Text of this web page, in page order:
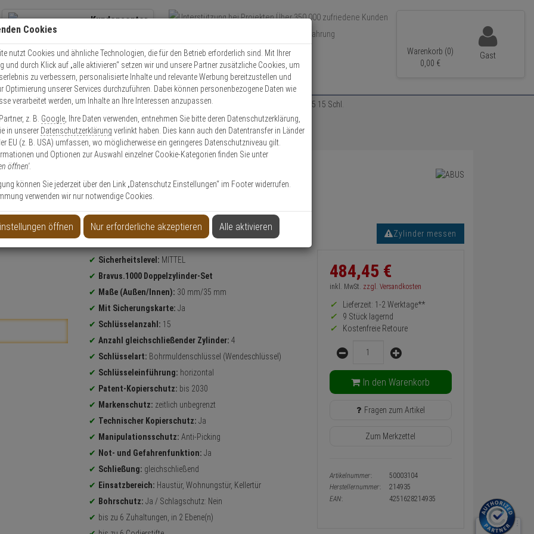
Kundencenter
Kontaktservice nutzen
Mo. - Do.: 8:00 - 16:30 Fr. 8:00 - 14:00 Uhr
Über 350.000 zufriedene Kunden
Über 15 Jahre Erfahrung
Schneller Versand
Warenkorb (0)
0, 00 €
Gast
Schließzylinder Schließzylinder Set 4er Abus Bravus 1000 Doppelzylinder 30/35 15 Schl.
30/35 15 Schl.
Zylinder messen
Produktinformationen
Sicherheitslevel: MITTEL
Bravus.1000 Doppelzylinder-Set
Maße (Außen/Innen): 30 mm/35 mm
Mit Sicherungskarte: Ja
Schlüsselanzahl: 15
Anzahl gleichschließender Zylinder: 4
Schlüsselart: Bohrmuldenschlüssel (Wendeschlüssel)
Schlüsseleinführung: horizontal
Patent-Kopierschutz: bis 2030
Markenschutz: zeitlich unbegrenzt
Technischer Kopierschutz: Ja
Manipulationsschutz: Anti-Picking
Not- und Gefahrenfunktion: Ja
Schließung: gleichschließend
Einsatzbereich: Haustür, Wohnungstür, Kellertür
Bohrschutz: Ja / Schlagschutz: Nein
bis zu 6 Zuhaltungen, in 2 Ebene(n)
Informationen
zurück
Preis,
und
Warenkorb-
oder
Button
484,45 €
inkl. MwSt. zzgl. Versandkosten
Lieferzeit: 1-2 Werktage**
9 Stück lagernd
Kostenfreie Retoure
Menge
In den Warenkorb
Fragen zum Artikel
Zum Merkzettel
Artikelnummer:
50003104
Herstellernummer:
214935
EAN:
4251628214935
Cookies
nutzt Cookies und ähnliche Technologien, die für den Betrieb erforderlich sind. Mit Ihrer
und durch Klick auf „alle aktivieren“ setzen wir und unsere Partner zusätzliche Cookies, um
zu verbessern, personalisierte Inhalte und relevante Werbung bereitzustellen und
Optimierung unserer Services durchzuführen. Dabei können personenbezogene Daten wie
verarbeitet werden, um Inhalte an Ihre Interessen anzupassen.
z. B. Google , Ihre Daten verwenden, entnehmen Sie bitte deren Datenschutzerklärung,
in unserer Datenschutzerklärung verlinkt haben. Dies kann auch den Datentransfer in Länder
EU (z. B. USA) umfassen, wo möglicherweise ein geringeres Datenschutzniveau gilt.
und Optionen zur Auswahl einzelner Cookie-Kategorien finden Sie unter
öffnen'.
können Sie jederzeit über den Link „Datenschutz Einstellungen“ im Footer widerrufen.
verwenden wir nur notwendige Cookies.
öffnen Nur erforderliche akzeptieren Alle aktivieren